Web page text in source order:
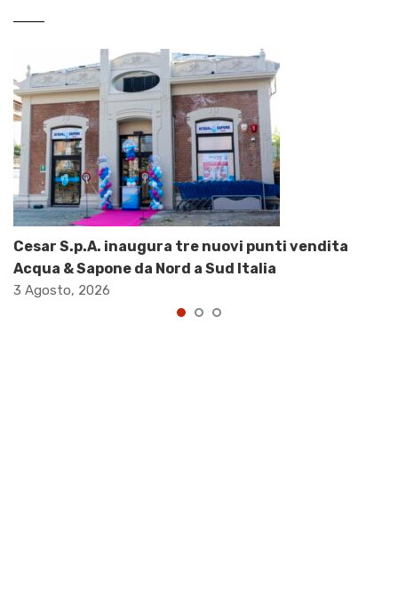
Cesar S.p.A. inaugura tre nuovi punti vendita
Acqua & Sapone da Nord a Sud Italia
3 Agosto, 2026